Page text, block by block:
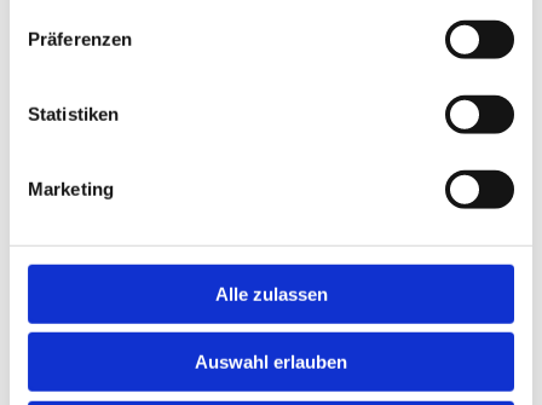
Präferenzen
Statistiken
Marketing
Alle zulassen
Auswahl erlauben
Rufen Sie uns an, vereinbaren einen Termin, und
lassen sich ausführlich und fachgerecht beraten.
LEISTUNGEN
Beratung
Malerarbeiten aller Art
Bodenverlegearbeiten
Wärmedämmung im Innenbereich